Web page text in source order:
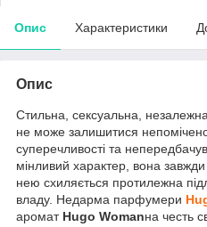
Опис Характеристики
Опис
Стильна, сексуальна,
не може залишитися
суперечливості та
мінливий характер, вона
нею схиляється протилежна
владу. Недарма парфумери
аромат Hugo Womanна честь